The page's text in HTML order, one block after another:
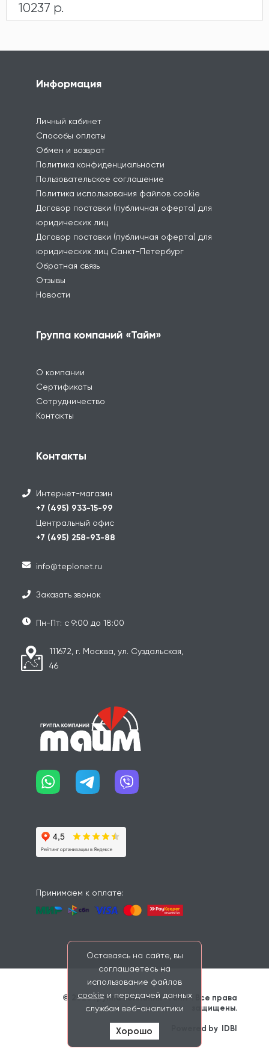
10237 р.
Информация
Личный кабинет
Способы оплаты
Обмен и возврат
Политика конфиденциальности
Пользовательское соглашение
Политика использования файлов cookie
Договор поставки (публичная оферта) для
юридических лиц
Договор поставки (публичная оферта) для
юридических лиц Санкт-Петербург
Обратная связь
Отзывы
Новости
Группа компаний «Тайм»
О компании
Сертификаты
Сотрудничество
Контакты
Контакты
Интернет-магазин
+7 (495) 933-15-99
Центральный офис
+7 (495) 258-93-88
info@teplonet.ru
Заказать звонок
Пн-Пт: с 9:00 до 18:00
111672, г. Москва, ул. Суздальская,
46
Принимаем к оплате:
© 2026 Группа компаний «Тайм». Все права
защищены.
                    Powered by
IDBI
Оставаясь на сайте, вы
соглашаетесь на
использование файлов
cookie и передачей данных
службам веб-аналитики
Хорошо